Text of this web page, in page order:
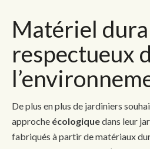
Matériel
respectueux
De plus en plus de jardiniers
approche écologiquedans leur
fabriqués à partir de matériaux